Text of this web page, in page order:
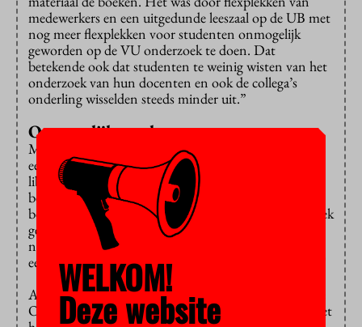
medewerkers en een uitgedunde leeszaal op de UB met
nog meer flexplekken voor studenten onmogelijk
geworden op de VU onderzoek te doen. Dat
betekende ook dat studenten te weinig wisten van het
onderzoek van hun docenten en ook de collega’s
onderling wisselden steeds minder uit.”
Onmogelijke taak
Maar het terugkrijgen van een studiezaal leek Van Gils
een onmogelijke taak. Tot ze Harm Derks, manager
library services sprak. “Als bibliotheek vinden we het
belangrijk om ons om docenten en studenten te
bekommeren”, zegt Derks. “Daarom zijn we in gesprek
gegaan om te kijken wat er mogelijk was. Echt terug
naar de jaren negentig wil de UB niet. We willen van
een plek voor boeken een plek voor mensen worden.”
Afgelopen vrijdag opende op de elfde etage de nieuwe
Onderzoekskamer Klassieken. Een stijlvolle ruimte met
WELKOM!
Deze website